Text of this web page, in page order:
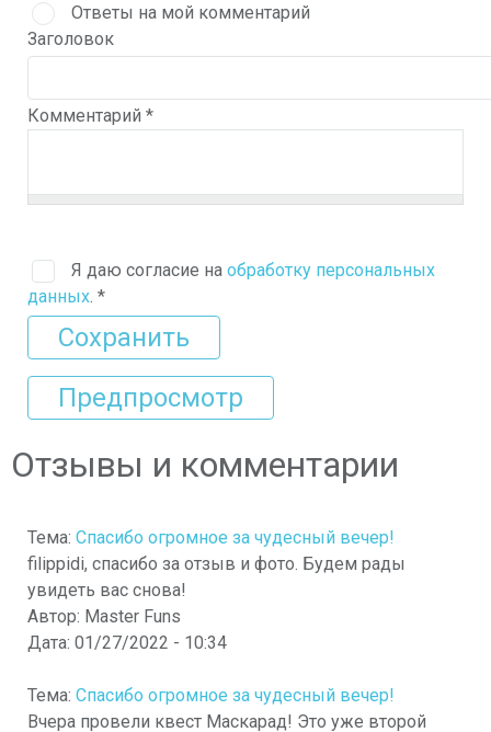
Ответы на мой комментарий
Заголовок
Комментарий *
Я даю согласие на обработку персональных
данных. *
Отзывы и комментарии
Тема: Спасибо огромное за чудесный вечер!
filippidi, спасибо за отзыв и фото. Будем рады
увидеть вас снова!
Автор: Master Funs
Дата: 01/27/2022 - 10:34
Тема: Спасибо огромное за чудесный вечер!
Вчера провели квест Маскарад! Это уже второй